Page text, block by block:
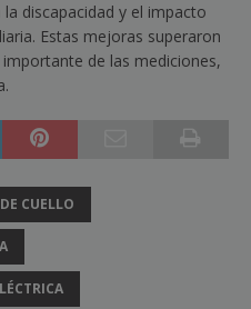
discapacidad y el impacto
Estas mejoras superaron
de las mediciones,
CUELLO